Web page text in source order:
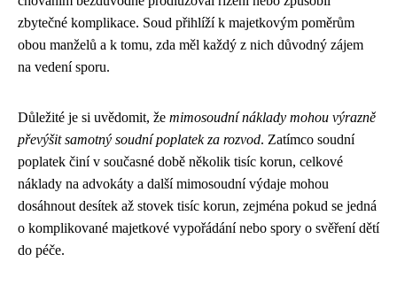
zbytečné komplikace. Soud přihlíží k majetkovým poměrům
obou manželů a k tomu, zda měl každý z nich důvodný zájem
na vedení sporu.
Důležité je si uvědomit, že mimosoudní náklady mohou výrazně
převýšit samotný soudní poplatek za rozvod. Zatímco soudní
poplatek činí v současné době několik tisíc korun, celkové
náklady na advokáty a další mimosoudní výdaje mohou
dosáhnout desítek až stovek tisíc korun, zejména pokud se jedná
o komplikované majetkové vypořádání nebo spory o svěření dětí
do péče.